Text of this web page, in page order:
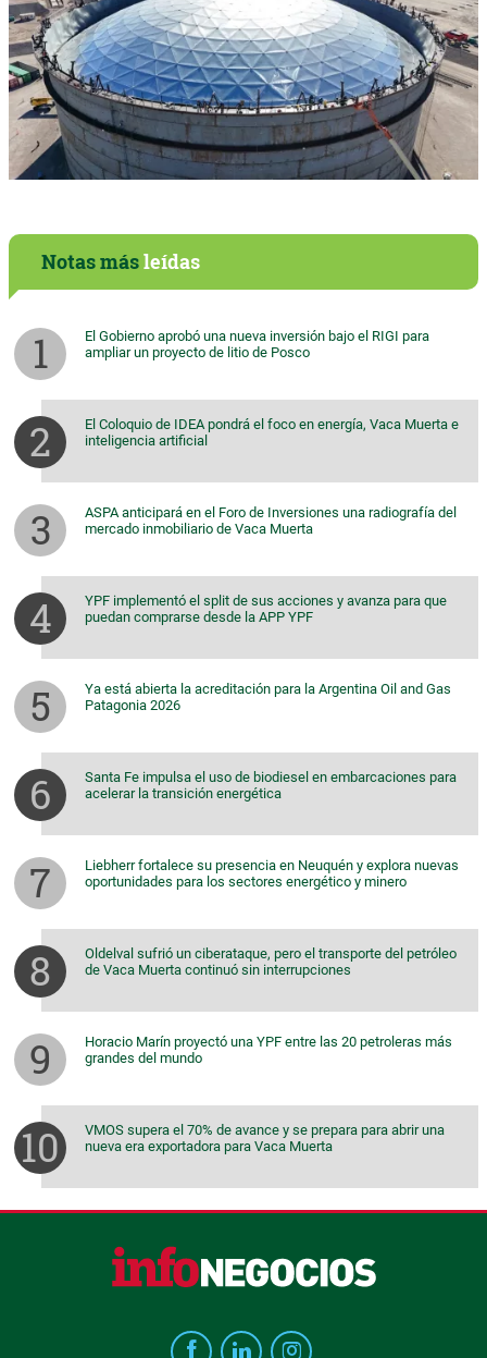
Notas másleídas
El Gobierno aprobó una nueva inversión bajo el RIGI para
ampliar un proyecto de litio de Posco
El Coloquio de IDEA pondrá el foco en energía, Vaca Muerta e
inteligencia artificial
ASPA anticipará en el Foro de Inversiones una radiografía del
mercado inmobiliario de Vaca Muerta
YPF implementó el split de sus acciones y avanza para que
puedan comprarse desde la APP YPF
Ya está abierta la acreditación para la Argentina Oil and Gas
Patagonia 2026
Santa Fe impulsa el uso de biodiesel en embarcaciones para
acelerar la transición energética
Liebherr fortalece su presencia en Neuquén y explora nuevas
oportunidades para los sectores energético y minero
Oldelval sufrió un ciberataque, pero el transporte del petróleo
de Vaca Muerta continuó sin interrupciones
Horacio Marín proyectó una YPF entre las 20 petroleras más
grandes del mundo
VMOS supera el 70% de avance y se prepara para abrir una
nueva era exportadora para Vaca Muerta